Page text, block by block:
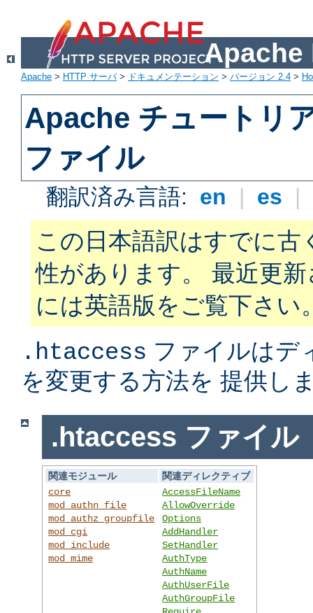
Apache
Apache > HTTP サーバ> ドキュメンテーション > バージョン 2.4 >
Apache チュートリ
ファイル
翻訳済み言語: en | es |
この日本語訳はすでに古
性があります。 最近更
には英語版をご覧下さい
.htaccess ファイルはデ
を変更する方法を 提供し
.htaccess ファイル
関連モジュール
関連ディレクティブ
core
mod_authn_file
mod_authz_groupfile
mod_cgi
mod_include
mod_mime
AccessFileName
AllowOverride
Options
AddHandler
SetHandler
AuthType
AuthName
AuthUserFile
AuthGroupFile